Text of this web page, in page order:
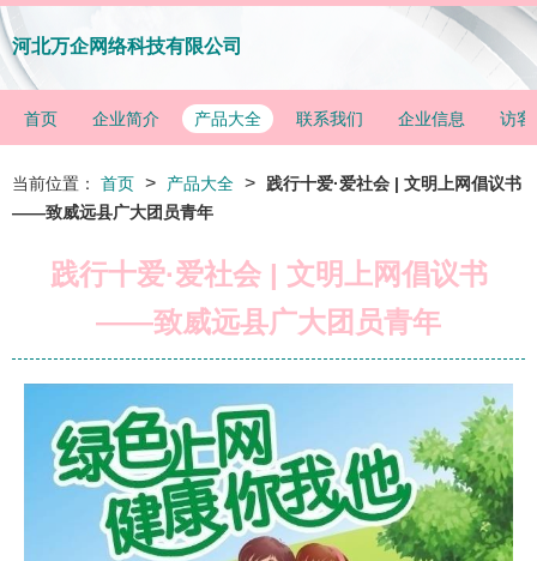
河北万企网络科技有限公司
首页 企业简介 产品大全 联系我们 企业信息 访客
当前位置： 首页 > 产品大全 >
践行十爱·爱社会 | 文明上网倡议书
——致威远县广大团员青年
践行十爱·爱社会 | 文明上网倡议书
——致威远县广大团员青年